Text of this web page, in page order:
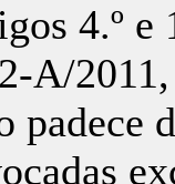
4.º e
A/